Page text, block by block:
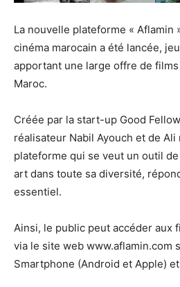
La nouvelle plateforme « Aflamin
cinéma marocain a été lancée,
apportant une large offre de
Maroc.
Créée par la start-up Good
réalisateur Nabil Ayouch et de Ali
plateforme qui se veut un outil
art dans toute sa diversité,
essentiel.
Ainsi, le public peut accéder aux
via le site web www.aflamin.com
Smartphone (Android et Apple)